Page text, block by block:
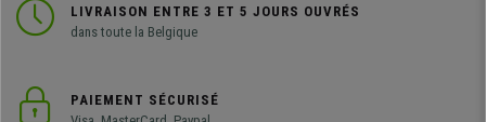
LIVRAISON ENTRE 3 ET 5 JOURS OUVRÉS
dans toute la Belgique
PAIEMENT SÉCURISÉ